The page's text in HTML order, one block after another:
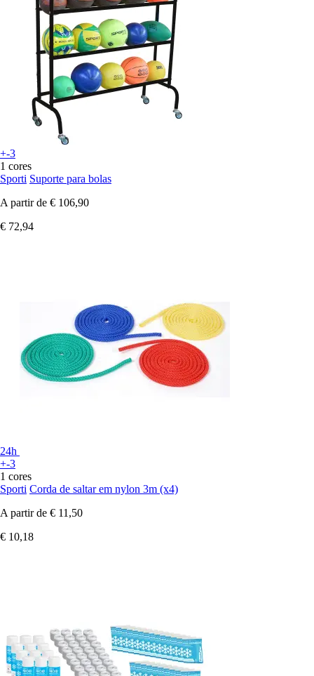
+-3
1 cores
Sporti Suporte para bolas
A partir de € 106,90
€ 72,94
24h
+-3
1 cores
Sporti Corda de saltar em nylon 3m (x4)
A partir de € 11,50
€ 10,18